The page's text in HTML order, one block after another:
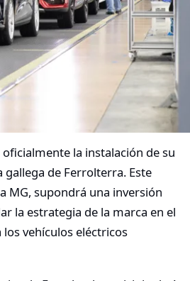
la instalación de su
de Ferrolterra. Este
MG, supondrá una inversión
la estrategia de la marca en el
vehículos eléctricos